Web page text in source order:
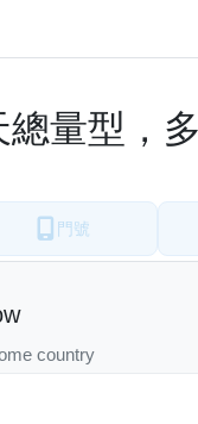
總量型，
門號
country